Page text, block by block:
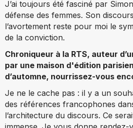
J’ai toujours été fasciné par
défense des femmes. Son
l’avortement reste pour moi le
de la conviction.
Chroniqueur à la RTS, auteur
par une maison d'édition
d’automne, nourrissez-vous
Je ne le cache pas : il y a un
des références francophones
l’architecture du discours. Ce